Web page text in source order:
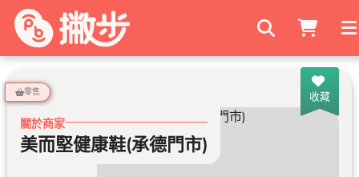
搜尋商家
收藏
零售
關於商家
美而堅健康鞋(承德門市)